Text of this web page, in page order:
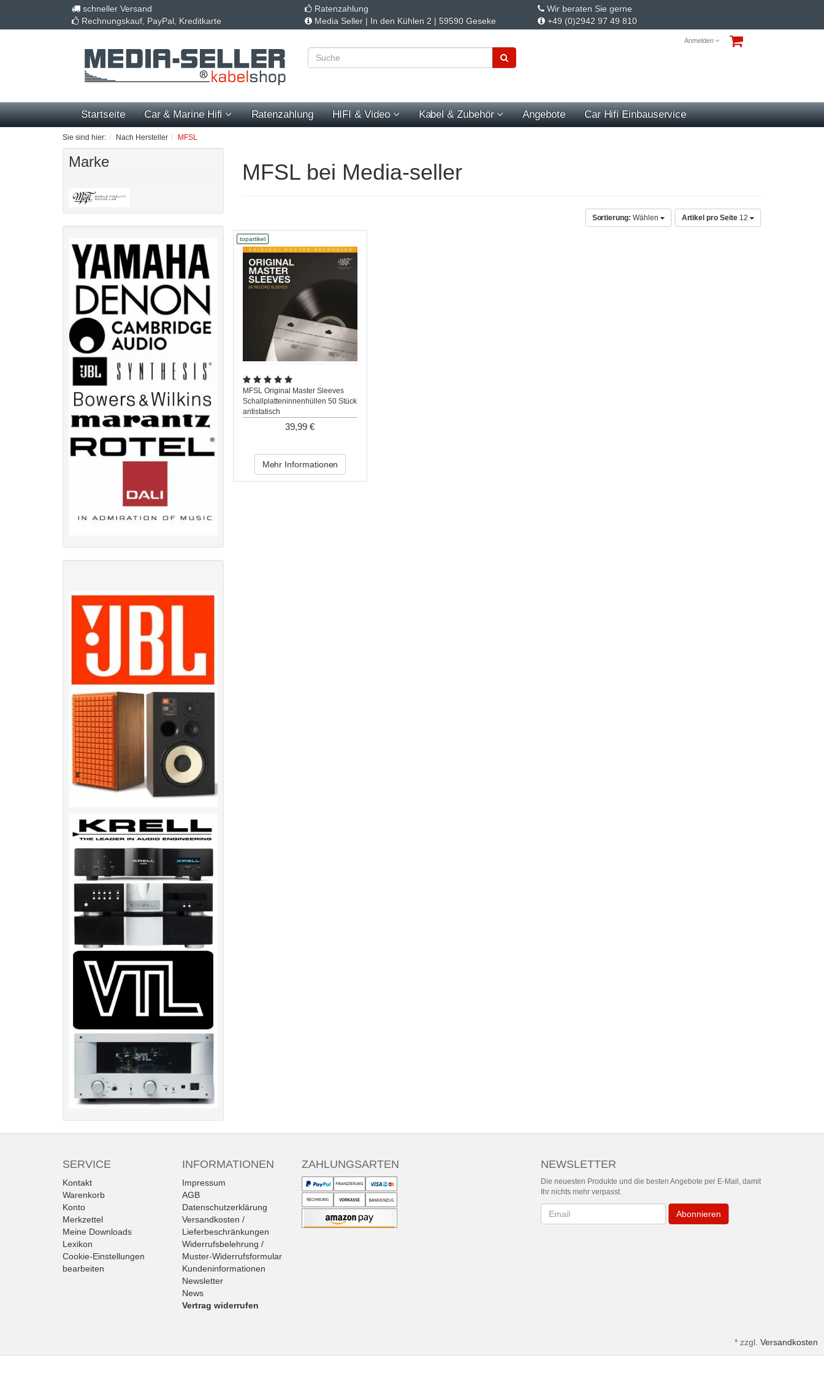
schneller Versand Ratenzahlung
Wir beraten Sie gerne
Rechnungskauf, PayPal, Kreditkarte
Media Seller | In den Kühlen 2 | 59590 Geseke +49 (0)2942 97 49 810
Anmelden
Startseite Car & Marine Hifi Ratenzahlung HIFI & Video Kabel & Zubehör Angebote Car Hifi Einbauservice
Sie sind hier: Nach Hersteller MFSL
Marke MFSL bei Media-seller
Sortierung: Wählen Artikel pro Seite12
topartikel
MFSL Original Master Sleeves
Schallplatteninnenhüllen 50 Stück
antistatisch
39,99 €
Mehr Informationen
SERVICE
Kontakt
Warenkorb
Konto
Merkzettel
Meine Downloads
Lexikon
Cookie-Einstellungen
bearbeiten
INFORMATIONEN
Impressum
AGB
Datenschutzerklärung
Versandkosten /
Lieferbeschränkungen
Widerrufsbelehrung /
Muster-Widerrufsformular
Kundeninformationen
Newsletter
News
Vertrag widerrufen
ZAHLUNGSARTEN NEWSLETTER
Die neuesten Produkte und die besten Angebote per E-Mail, damit
Ihr nichts mehr verpasst.
Newsletter Abonnieren
* zzgl. Versandkosten